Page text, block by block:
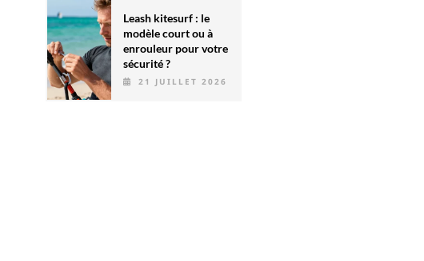
Leash kitesurf : le
modèle court ou à
enrouleur pour votre
sécurité ?
21 JUILLET 2026